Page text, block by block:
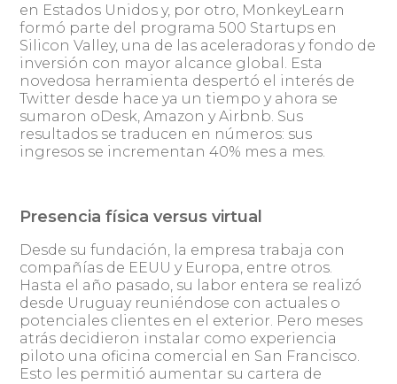
en Estados Unidos y, por otro, MonkeyLearn
formó parte del programa 500 Startups en
Silicon Valley, una de las aceleradoras y fondo de
inversión con mayor alcance global. Esta
novedosa herramienta despertó el interés de
Twitter desde hace ya un tiempo y ahora se
sumaron oDesk, Amazon y Airbnb. Sus
resultados se traducen en números: sus
ingresos se incrementan 40% mes a mes.
Presencia física versus virtual
Desde su fundación, la empresa trabaja con
compañías de EEUU y Europa, entre otros.
Hasta el año pasado, su labor entera se realizó
desde Uruguay reuniéndose con actuales o
potenciales clientes en el exterior. Pero meses
atrás decidieron instalar como experiencia
piloto una oficina comercial en San Francisco.
Esto les permitió aumentar su cartera de